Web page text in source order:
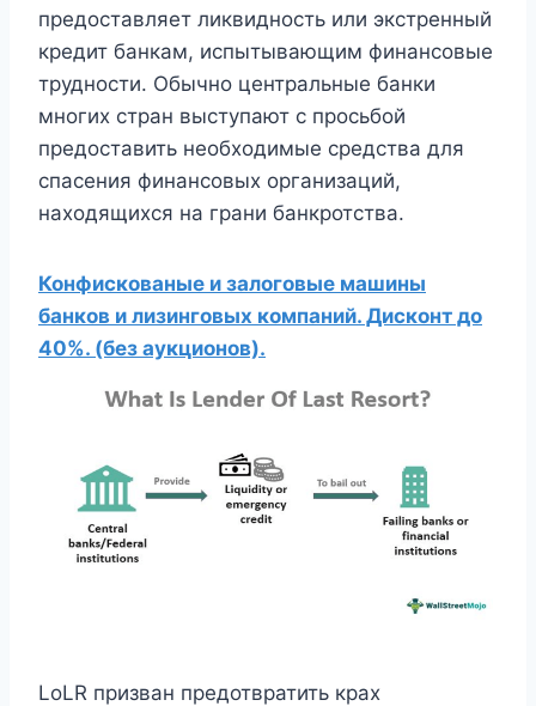
предоставляет ликвидность или экстренный
кредит банкам, испытывающим финансовые
трудности. Обычно центральные банки
многих стран выступают с просьбой
предоставить необходимые средства для
спасения финансовых организаций,
находящихся на грани банкротства.
Конфискованые и залоговые машины
банков и лизинговых компаний. Дисконт до
40%. (без аукционов).
LoLR призван предотвратить крах